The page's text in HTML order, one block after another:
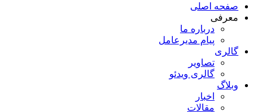
صفحه اصلی
معرفی
درباره ما
پیام مدیرعامل
گالری
تصاویر
گالری ویدئو
وبلاگ
اخبار
مقالات